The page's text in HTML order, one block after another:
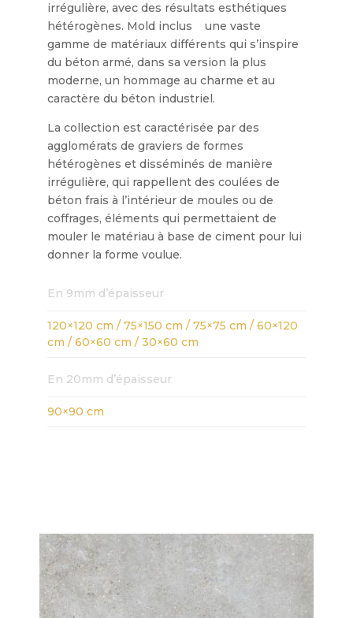
irrégulière, avec des résultats esthétiques
hétérogènes. Mold inclus une vaste
gamme de matériaux différents qui s’inspire
du béton armé, dans sa version la plus
moderne, un hommage au charme et au
caractère du béton industriel.
La collection est caractérisée par des
agglomérats de graviers de formes
hétérogènes et disséminés de manière
irrégulière, qui rappellent des coulées de
béton frais à l’intérieur de moules ou de
coffrages, éléments qui permettaient de
mouler le matériau à base de ciment pour lui
donner la forme voulue.
En 9mm d’épaisseur
120×120 cm / 75×150 cm / 75×75 cm / 60×120
cm / 60×60 cm / 30×60 cm
En 20mm d’épaisseur
90×90 cm